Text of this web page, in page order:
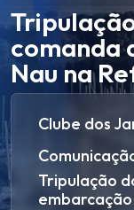
comanda
Nau na
Clube dos
Tripulação